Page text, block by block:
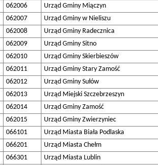
062006
Urząd Gminy Miączyn
062007
Urząd Gminy w Nieliszu
062008
Urząd Gminy Radecznica
062009
Urząd Gminy Sitno
062010
Urząd Gminy Skierbieszów
062011
Urząd Gminy Stary Zamość
062012
Urząd Gminy Sułów
062013
Urząd Miejski Szczebrzeszyn
062014
Urząd Gminy Zamość
062015
Urząd Gminy Zwierzyniec
066101
Urząd Miasta Biała Podlaska
066201
Urząd Miasta Chełm
066301
Urząd Miasta Lublin